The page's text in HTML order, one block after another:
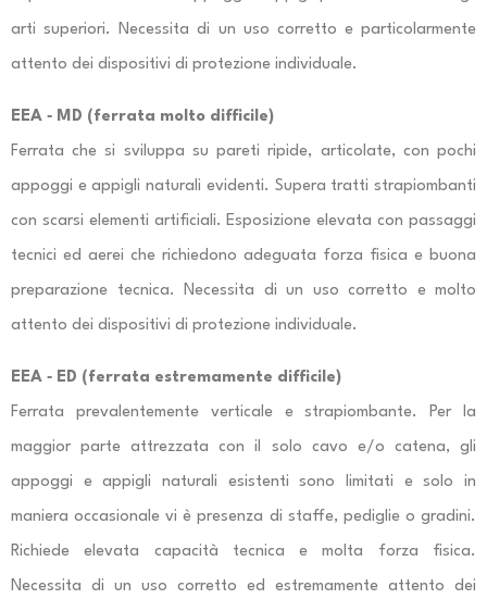
arti superiori. Necessita di un uso corretto e particolarmente
attento dei dispositivi di protezione individuale.
EEA ‐ MD (ferrata molto difficile)
Ferrata che si sviluppa su pareti ripide, articolate, con pochi
appoggi e appigli naturali evidenti. Supera tratti strapiombanti
con scarsi elementi artificiali. Esposizione elevata con passaggi
tecnici ed aerei che richiedono adeguata forza fisica e buona
preparazione tecnica. Necessita di un uso corretto e molto
attento dei dispositivi di protezione individuale.
EEA ‐ ED (ferrata estremamente difficile)
Ferrata prevalentemente verticale e strapiombante. Per la
maggior parte attrezzata con il solo cavo e/o catena, gli
appoggi e appigli naturali esistenti sono limitati e solo in
maniera occasionale vi è presenza di staffe, pediglie o gradini.
Richiede elevata capacità tecnica e molta forza fisica.
Necessita di un uso corretto ed estremamente attento dei